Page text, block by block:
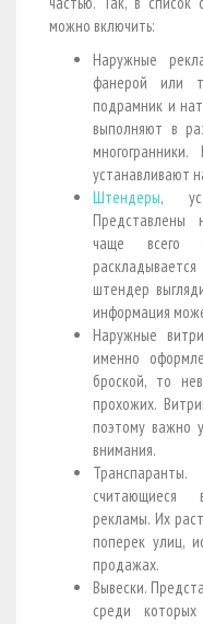
можно включить:
Наружные
фанерой или
подрамник и
выполняют в
устанавливают
Штендеры,
Представлены
чаще всего
штендер
информация
Наружные
именно
броской, то
прохожих.
поэтому важно
внимания.
считающиеся
рекламы. Их
поперек улиц,
продажах.
Вывески.
среди